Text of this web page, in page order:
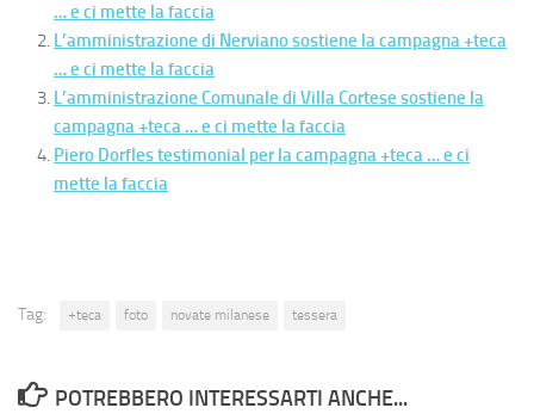
… e ci mette la faccia
L’amministrazione di Nerviano sostiene la campagna +teca
… e ci mette la faccia
L’amministrazione Comunale di Villa Cortese sostiene la
campagna +teca … e ci mette la faccia
Piero Dorfles testimonial per la campagna +teca … e ci
mette la faccia
Tag: +teca foto novate milanese tessera
POTREBBERO INTERESSARTI ANCHE...